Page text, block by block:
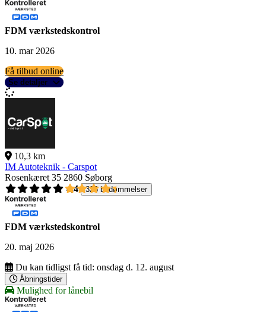
FDM værkstedskontrol
10. mar 2026
Få tilbud online
Se detaljer
10,3 km
IM Autoteknik - Carspot
Rosenkæret 35 2860 Søborg
4,4
326 bedømmelser
FDM værkstedskontrol
20. maj 2026
Du kan tidligst få tid: onsdag d. 12. august
Åbningstider
Mulighed for lånebil